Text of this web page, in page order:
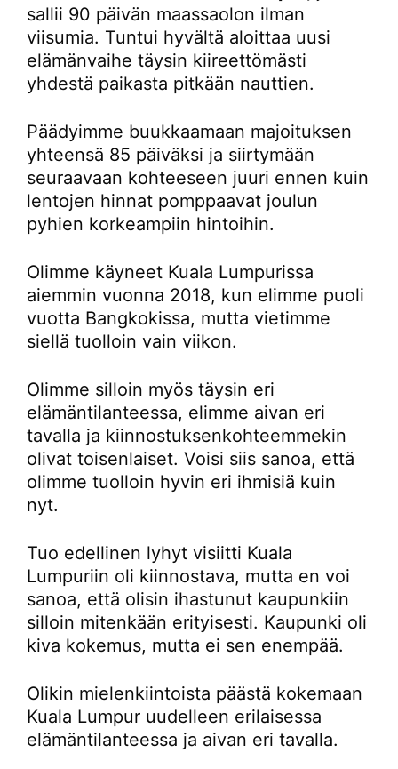
sallii 90 päivän maassaolon ilman
viisumia. Tuntui hyvältä aloittaa uusi
elämänvaihe täysin kiireettömästi
yhdestä paikasta pitkään nauttien.
Päädyimme buukkaamaan majoituksen
yhteensä 85 päiväksi ja siirtymään
seuraavaan kohteeseen juuri ennen kuin
lentojen hinnat pomppaavat joulun
pyhien korkeampiin hintoihin.
Olimme käyneet Kuala Lumpurissa
aiemmin vuonna 2018, kun elimme puoli
vuotta Bangkokissa, mutta vietimme
siellä tuolloin vain viikon.
Olimme silloin myös täysin eri
elämäntilanteessa, elimme aivan eri
tavalla ja kiinnostuksenkohteemmekin
olivat toisenlaiset. Voisi siis sanoa, että
olimme tuolloin hyvin eri ihmisiä kuin
nyt.
Tuo edellinen lyhyt visiitti Kuala
Lumpuriin oli kiinnostava, mutta en voi
sanoa, että olisin ihastunut kaupunkiin
silloin mitenkään erityisesti. Kaupunki oli
kiva kokemus, mutta ei sen enempää.
Olikin mielenkiintoista päästä kokemaan
Kuala Lumpur uudelleen erilaisessa
elämäntilanteessa ja aivan eri tavalla.